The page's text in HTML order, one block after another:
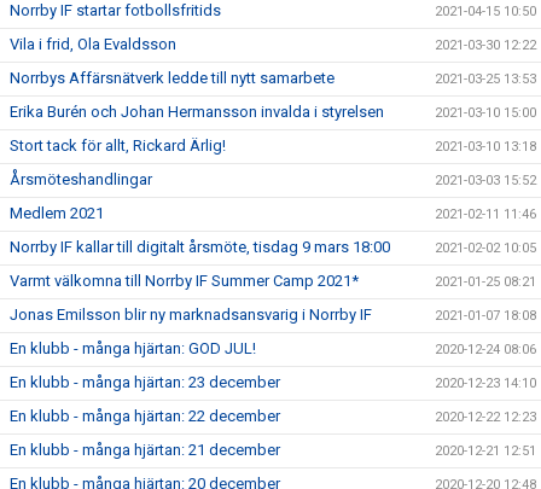
Norrby IF startar fotbollsfritids 2021-04-15 10:50
Vila i frid, Ola Evaldsson 2021-03-30 12:22
Norrbys Affärsnätverk ledde till nytt samarbete 2021-03-25 13:53
Erika Burén och Johan Hermansson invalda i styrelsen 2021-03-10 15:00
Stort tack för allt, Rickard Ärlig! 2021-03-10 13:18
Årsmöteshandlingar 2021-03-03 15:52
Medlem 2021 2021-02-11 11:46
Norrby IF kallar till digitalt årsmöte, tisdag 9 mars 18:00 2021-02-02 10:05
Varmt välkomna till Norrby IF Summer Camp 2021* 2021-01-25 08:21
Jonas Emilsson blir ny marknadsansvarig i Norrby IF 2021-01-07 18:08
En klubb - många hjärtan: GOD JUL! 2020-12-24 08:06
En klubb - många hjärtan: 23 december 2020-12-23 14:10
En klubb - många hjärtan: 22 december 2020-12-22 12:23
En klubb - många hjärtan: 21 december 2020-12-21 12:51
En klubb - många hjärtan: 20 december 2020-12-20 12:48